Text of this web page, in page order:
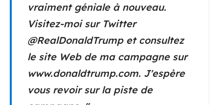
vraiment géniale à nouveau.
Visitez-moi sur Twitter
@RealDonaldTrump et consultez
le site Web de ma campagne sur
www.donaldtrump.com. J'espère
vous revoir sur la piste de